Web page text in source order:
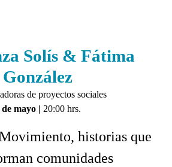
Solís & Fátima
González
de proyectos sociales
de mayo | 20:00 hrs.
historias que
comunidades